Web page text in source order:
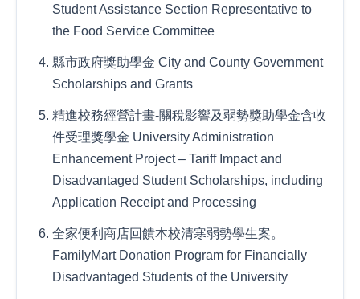
Student Assistance Section Representative to
the Food Service Committee
縣市政府獎助學金 City and County Government
Scholarships and Grants
精進校務經營計畫-關稅影響及弱勢獎助學金含收
件受理獎學金 University Administration
Enhancement Project – Tariff Impact and
Disadvantaged Student Scholarships, including
Application Receipt and Processing
全家便利商店回饋本校清寒弱勢學生案。
FamilyMart Donation Program for Financially
Disadvantaged Students of the University